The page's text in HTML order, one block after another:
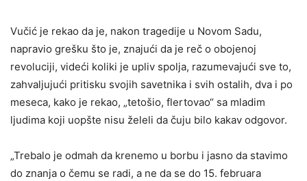
Vučić je rekao da je, nakon tragedije u Novom Sadu,
napravio grešku što je, znajući da je reč o obojenoj
revoluciji, videći koliki je upliv spolja, razumevajući sve to,
zahvaljujući pritisku svojih savetnika i svih ostalih, dva i po
meseca, kako je rekao, „tetošio, flertovao“ sa mladim
ljudima koji uopšte nisu želeli da čuju bilo kakav odgovor.
„Trebalo je odmah da krenemo u borbu i jasno da stavimo
do znanja o čemu se radi, a ne da se do 15. februara